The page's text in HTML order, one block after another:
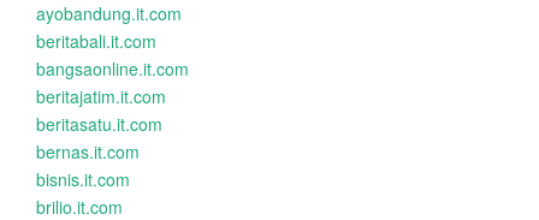
ayobandung.it.com
beritabali.it.com
bangsaonline.it.com
beritajatim.it.com
beritasatu.it.com
bernas.it.com
bisnis.it.com
brilio.it.com